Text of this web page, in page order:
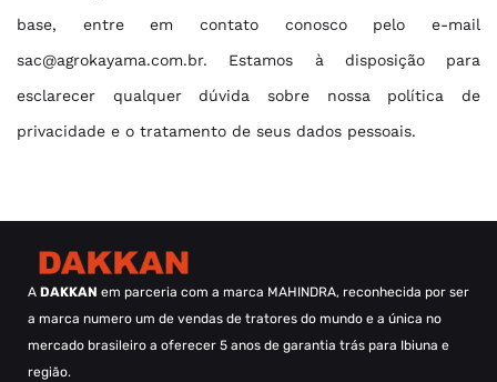
base, entre em contato conosco pelo e-mail
sac@agrokayama.com.br. Estamos à disposição para
esclarecer qualquer dúvida sobre nossa política de
privacidade e o tratamento de seus dados pessoais.
A DAKKAN em parceria com a marca MAHINDRA, reconhecida por ser
a marca numero um de vendas de tratores do mundo e a única no
mercado brasileiro a oferecer 5 anos de garantia trás para Ibiuna e
região.